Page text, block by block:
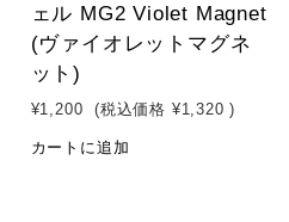
ェル MG2 Violet Magnet
(ヴァイオレットマグネ
ット)
¥1,200 (税込価格 ¥1,320 )
カートに追加